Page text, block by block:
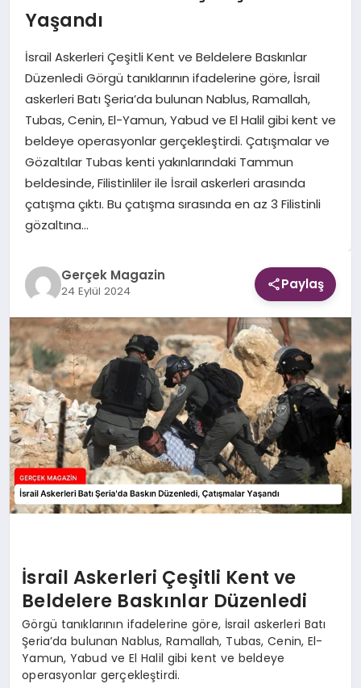
SAĞLIK
SIYASET
EKONOMI
DÜNYA
Yaşandı
İsrail Askerleri Çeşitli Kent ve Beldelere Baskınlar
Düzenledi Görgü tanıklarının ifadelerine göre, İsrail
askerleri Batı Şeria’da bulunan Nablus, Ramallah,
Tubas, Cenin, El-Yamun, Yabud ve El Halil gibi kent ve
beldeye operasyonlar gerçekleştirdi. Çatışmalar ve
Gözaltılar Tubas kenti yakınlarındaki Tammun
beldesinde, Filistinliler ile İsrail askerleri arasında
çatışma çıktı. Bu çatışma sırasında en az 3 Filistinli
gözaltına…
Gerçek Magazin
24 Eylül 2024 Paylaş
İsrail Askerleri Çeşitli Kent ve
Beldelere Baskınlar Düzenledi
Görgü tanıklarının ifadelerine göre, İsrail askerleri Batı
Şeria’da bulunan Nablus, Ramallah, Tubas, Cenin, El-
Yamun, Yabud ve El Halil gibi kent ve beldeye
operasyonlar gerçekleştirdi.